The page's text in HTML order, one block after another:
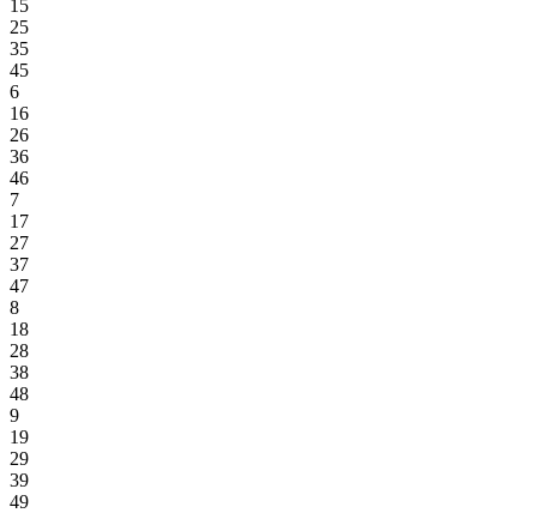
15
25
35
45
6
16
26
36
46
7
17
27
37
47
8
18
28
38
48
9
19
29
39
49